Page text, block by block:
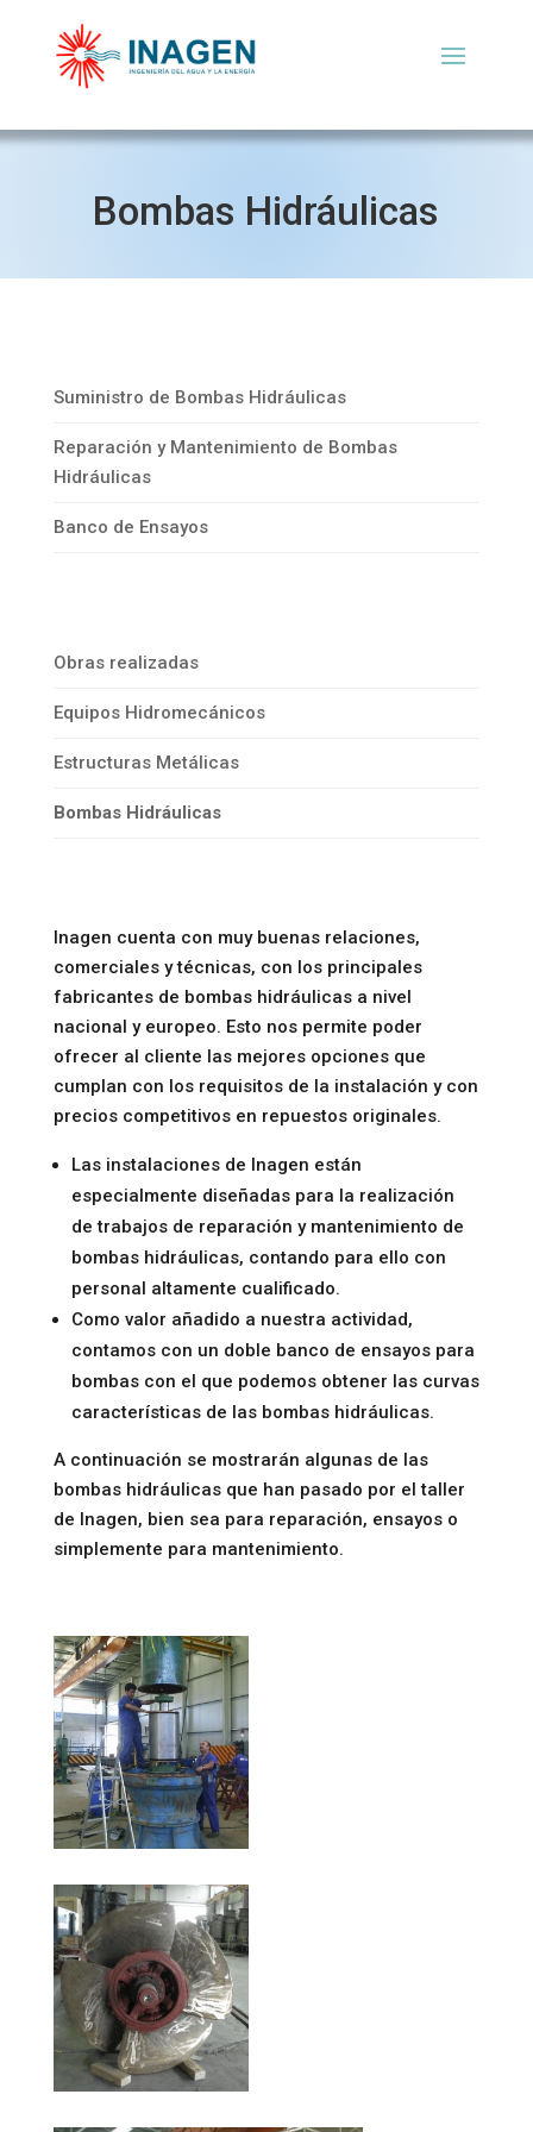
Bombas Hidráulicas
Suministro de Bombas Hidráulicas
Reparación y Mantenimiento de Bombas
Hidráulicas
Banco de Ensayos
Obras realizadas
Equipos Hidromecánicos
Estructuras Metálicas
Bombas Hidráulicas
Inagen cuenta con muy buenas relaciones,
comerciales y técnicas, con los principales
fabricantes de bombas hidráulicas a nivel
nacional y europeo. Esto nos permite poder
ofrecer al cliente las mejores opciones que
cumplan con los requisitos de la instalación y con
precios competitivos en repuestos originales.
Las instalaciones de Inagen están
especialmente diseñadas para la realización
de trabajos de reparación y mantenimiento de
bombas hidráulicas, contando para ello con
personal altamente cualificado.
Como valor añadido a nuestra actividad,
contamos con un doble banco de ensayos para
bombas con el que podemos obtener las curvas
características de las bombas hidráulicas.
A continuación se mostrarán algunas de las
bombas hidráulicas que han pasado por el taller
de Inagen, bien sea para reparación, ensayos o
simplemente para mantenimiento.